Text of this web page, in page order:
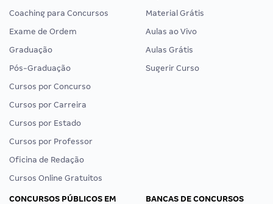
Coaching para Concursos
Exame de Ordem
Graduação
Pós-Graduação
Cursos por Concurso
Cursos por Carreira
Cursos por Estado
Cursos por Professor
Oficina de Redação
Cursos Online Gratuitos
Material Grátis
Aulas ao Vivo
Aulas Grátis
Sugerir Curso
CONCURSOS PÚBLICOS EM
BANCAS DE CONCURSOS